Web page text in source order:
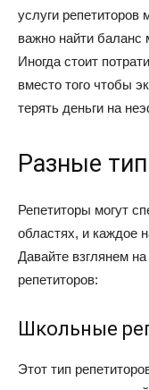
услуги репетиторов
важно найти баланс
Иногда стоит
вместо того чтобы
терять деньги на
Разные
Репетиторы могут
областях, и каждое
Давайте взглянем
репетиторов:
Школьные
Этот тип